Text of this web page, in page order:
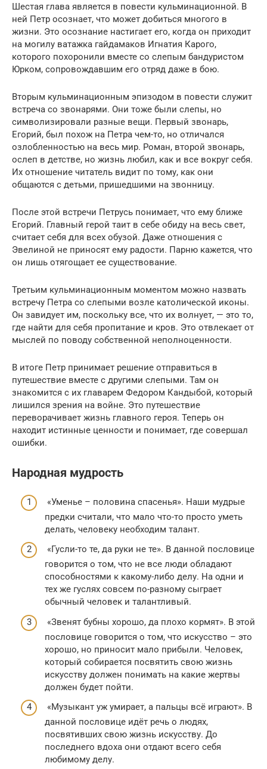
Шестая глава является в повести кульминационной. В
ней Петр осознает, что может добиться многого в
жизни. Это осознание настигает его, когда он приходит
на могилу ватажка гайдамаков Игнатия Карого,
которого похоронили вместе со слепым бандуристом
Юрком, сопровождавшим его отряд даже в бою.
Вторым кульминационным эпизодом в повести служит
встреча со звонарями. Они тоже были слепы, но
символизировали разные вещи. Первый звонарь,
Егорий, был похож на Петра чем-то, но отличался
озлобленностью на весь мир. Роман, второй звонарь,
ослеп в детстве, но жизнь любил, как и все вокруг себя.
Их отношение читатель видит по тому, как они
общаются с детьми, пришедшими на звонницу.
После этой встречи Петрусь понимает, что ему ближе
Егорий. Главный герой таит в себе обиду на весь свет,
считает себя для всех обузой. Даже отношения с
Эвелиной не приносят ему радости. Парню кажется, что
он лишь отягощает ее существование.
Третьим кульминационным моментом можно назвать
встречу Петра со слепыми возле католической иконы.
Он завидует им, поскольку все, что их волнует, — это то,
где найти для себя пропитание и кров. Это отвлекает от
мыслей по поводу собственной неполноценности.
В итоге Петр принимает решение отправиться в
путешествие вместе с другими слепыми. Там он
знакомится с их главарем Федором Кандыбой, который
лишился зрения на войне. Это путешествие
переворачивает жизнь главного героя. Теперь он
находит истинные ценности и понимает, где совершал
ошибки.
Народная мудрость
«Уменье – половина спасенья». Наши мудрые
предки считали, что мало что-то просто уметь
делать, человеку необходим талант.
«Гусли-то те, да руки не те». В данной пословице
говорится о том, что не все люди обладают
способностями к какому-либо делу. На одни и
тех же гуслях совсем по-разному сыграет
обычный человек и талантливый.
«Звенят бубны хорошо, да плохо кормят». В этой
пословице говорится о том, что искусство – это
хорошо, но приносит мало прибыли. Человек,
который собирается посвятить свою жизнь
искусству должен понимать на какие жертвы
должен будет пойти.
«Музыкант уж умирает, а пальцы всё играют». В
данной пословице идёт речь о людях,
посвятивших свою жизнь искусству. До
последнего вдоха они отдают всего себя
любимому делу.